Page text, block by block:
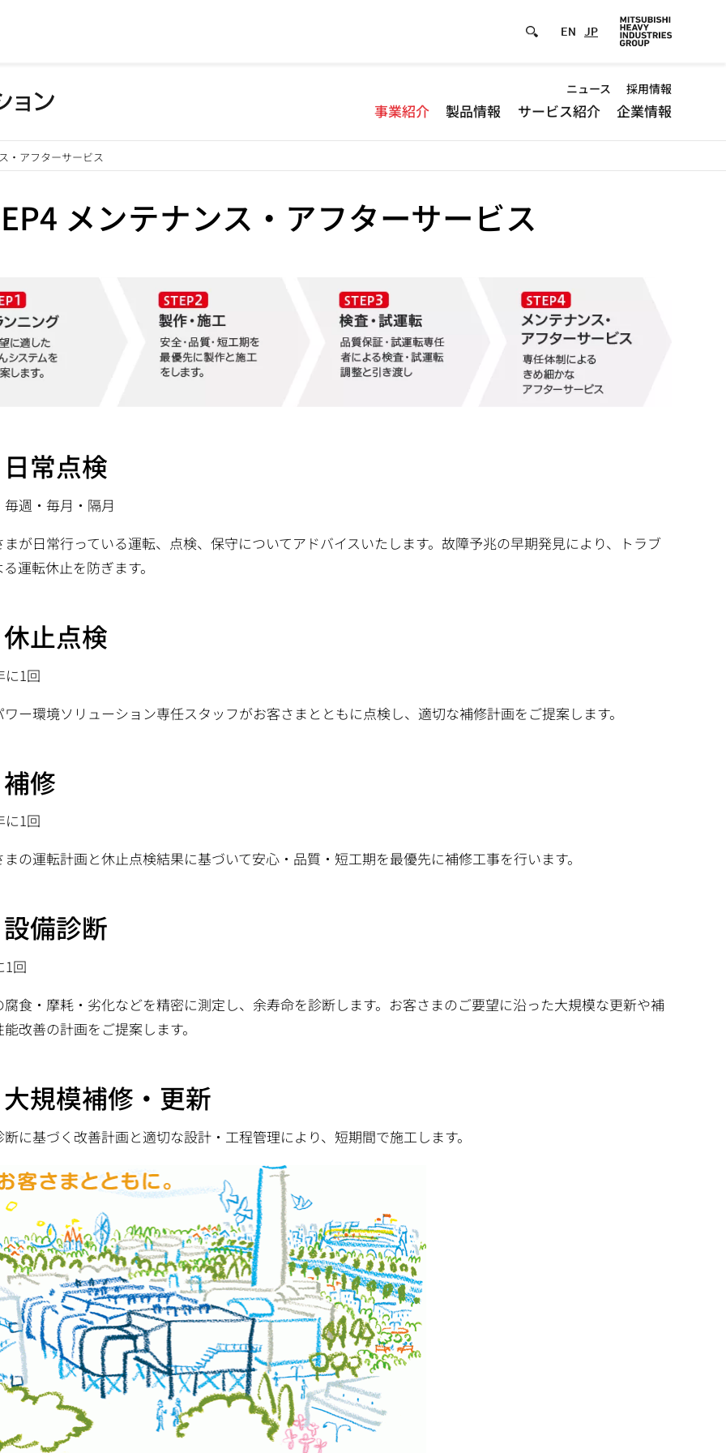
EN JP
Default
-
Header
ニュース 採用情報
事業紹介 製品情報 サービス紹介 企業情報
・アフターサービス
メンテナンス・アフターサービス
常点検
毎週・毎月・隔月
まが日常行っている運転、点検、保守についてアドバイスいたします。故障予兆の早期発見により、トラブ
運転休止を防ぎます。
止点検
に1回
ワー環境ソリューション専任スタッフがお客さまとともに点検し、適切な補修計画をご提案します。
修
に1回
まの運転計画と休止点検結果に基づいて安心・品質・短工期を最優先に補修工事を行います。
備診断
1回
腐食・摩耗・劣化などを精密に測定し、余寿命を診断します。お客さまのご要望に沿った大規模な更新や補
改善の計画をご提案します。
規模補修・更新
に基づく改善計画と適切な設計・工程管理により、短期間で施工します。